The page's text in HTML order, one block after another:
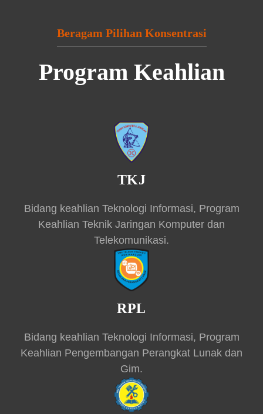
Beragam Pilihan Konsentrasi
Program Keahlian
TKJ
Bidang keahlian Teknologi Informasi, Program
Keahlian Teknik Jaringan Komputer dan
Telekomunikasi.
RPL
Bidang keahlian Teknologi Informasi, Program
Keahlian Pengembangan Perangkat Lunak dan
Gim.